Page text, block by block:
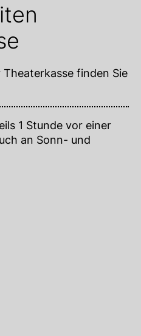
finden Sie
1 Stunde vor einer
an Sonn- und